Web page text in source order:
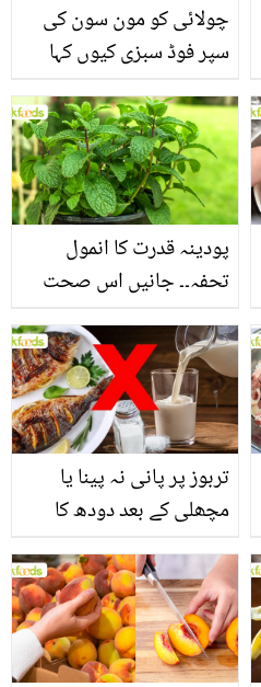
چولائی کو مون سون کی
سپر فوڈ سبزی کیوں کہا
منرلز اور اینٹی آکسیڈنٹس
سے بھرپور اس سبزی کے
فائدے
پودینہ قدرت کا انمول
تحفہ۔۔ جانیں اس صحت
انگیز طبی فوائد
تربوز پر پانی نہ پینا یا
مچھلی کے بعد دودھ کا
سے متعلق غلط فہمیوں کی
حقیقت کیا ہے اور افواہ
کیا؟